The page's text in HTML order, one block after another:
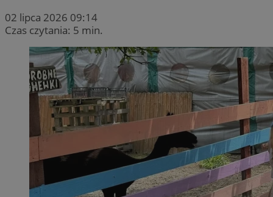
02 lipca 2026 09:14
Czas czytania: 5 min.